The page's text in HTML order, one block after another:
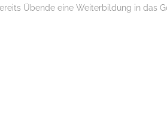
Übende eine Weiterbildung in das